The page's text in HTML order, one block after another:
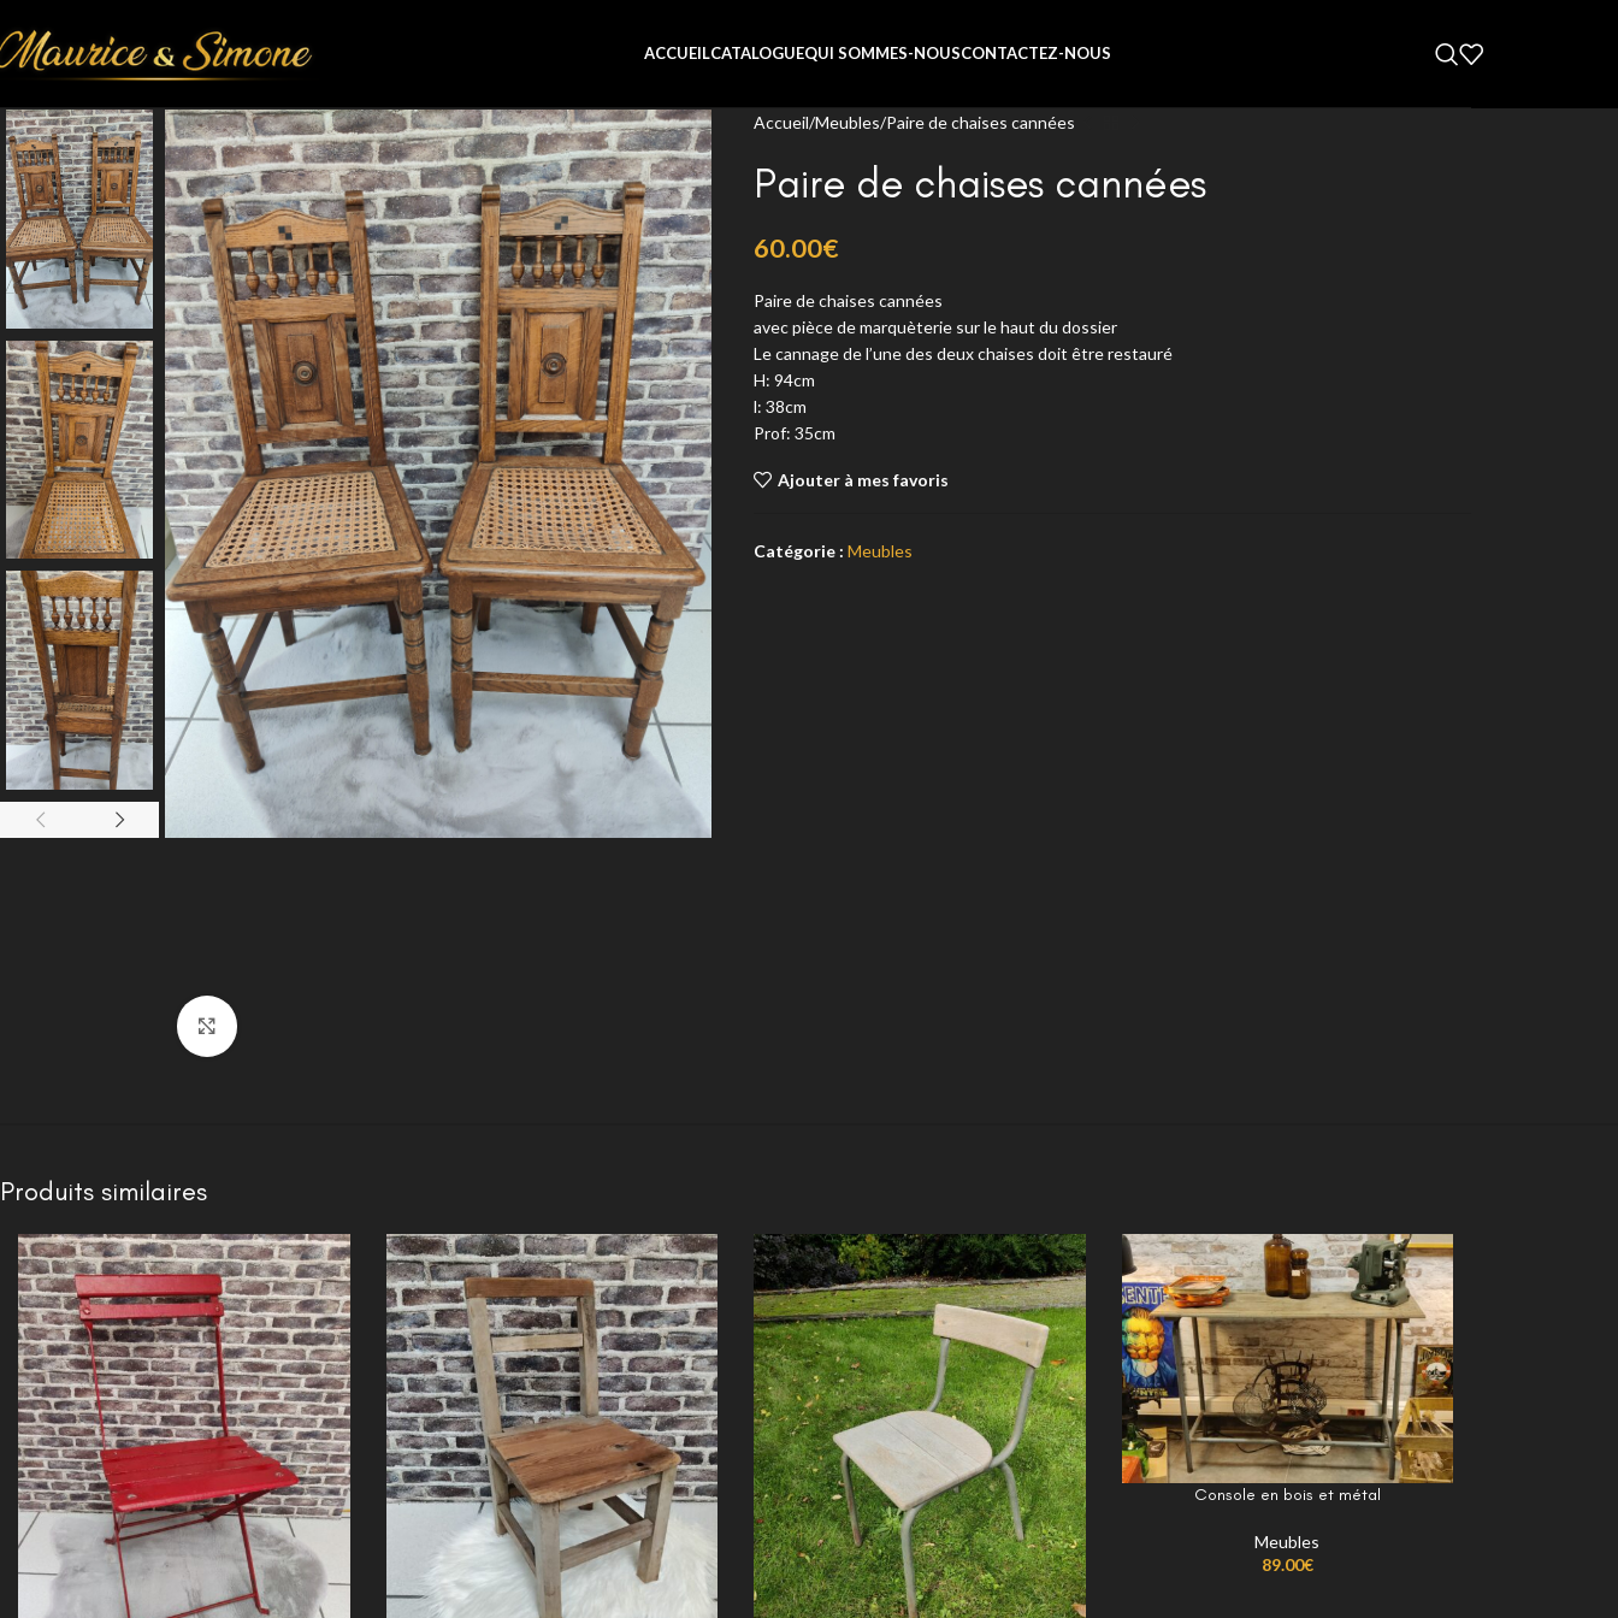
ACCUEILCATALOGUEQUI SOMMES-NOUSCONTACTEZ-NOUS
Accueil Meubles Paire de chaises cannées
Paire de chaises cannées
60.00€
Paire de chaises cannées
avec pièce de marquèterie sur le haut du dossier
Le cannage de l’une des deux chaises doit être restauré
H: 94cm
l: 38cm
Prof: 35cm
Ajouter à mes favoris
Catégorie : Meubles
Produits similaires
Console en bois et métal
Meubles
89.00€